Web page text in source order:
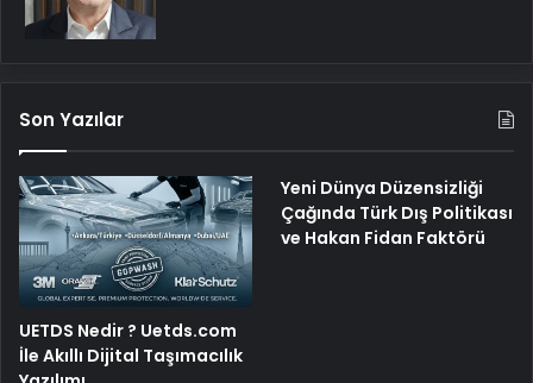
Son Yazılar
UETDS Nedir ? Uetds.com
İle Akıllı Dijital Taşımacılık
Yeni Dünya Düzensizliği
Çağında Türk Dış Politikası
ve Hakan Fidan Faktörü